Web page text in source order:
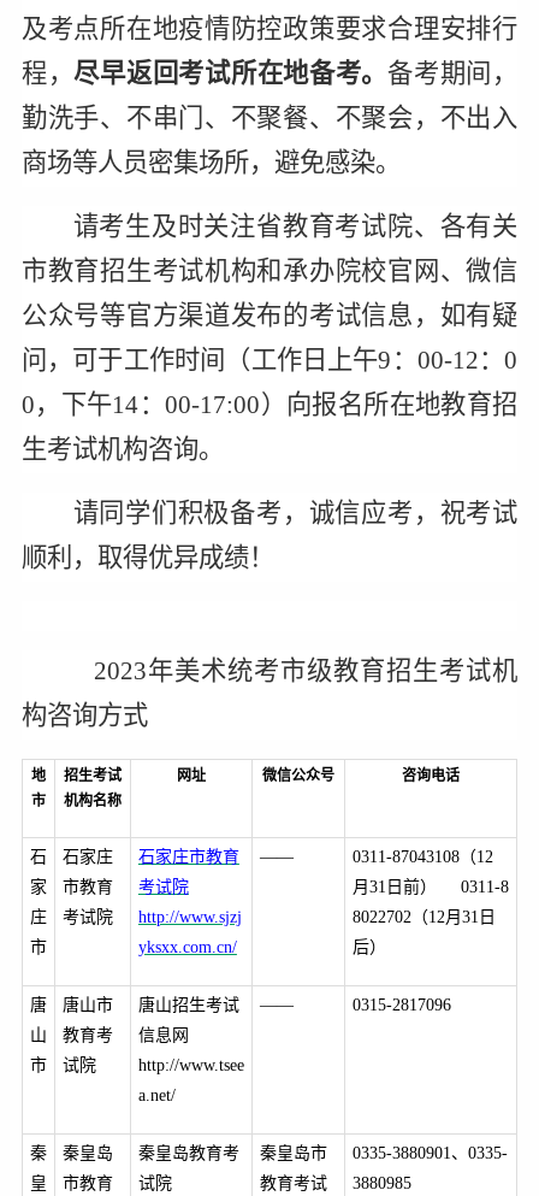
及考点所在地疫情防控政策要求合理安排行
程，尽早返回考试所在地备考。备考期间，
勤洗手、不串门、不聚餐、不聚会，不出入
商场等人员密集场所，避免感染。
请考生及时关注省教育考试院、各有关
市教育招生考试机构和承办院校官网、微信
公众号等官方渠道发布的考试信息，如有疑
问，可于工作时间（工作日上午9：00-12：0
0，下午14：00-17:00）向报名所在地教育招
生考试机构咨询。
请同学们积极备考，诚信应考，祝考试
顺利，取得优异成绩！
2023年美术统考市级教育招生考试机
构咨询方式
地
市
招生考试
机构名称
网址 微信公众号 咨询电话
石
家
庄
市
石家庄
市教育
考试院
石家庄市教育
考试院
http://www.sjzj
yksxx.com.cn/
—— 0311-87043108（12
月31日前） 0311-8
8022702（12月31日
后）
唐
山
市
唐山市
教育考
试院
唐山招生考试
信息网
http://www.tsee
a.net/
—— 0315-2817096
秦
皇
秦皇岛
市教育
秦皇岛教育考
试院
秦皇岛市
教育考试
0335-3880901 、0335-
3880985